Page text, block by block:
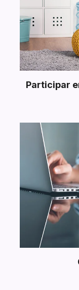
Participar